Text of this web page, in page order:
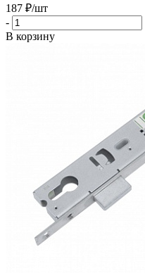
187 ₽/шт
-
В корзину